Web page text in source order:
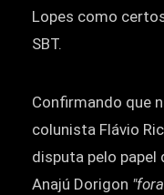
Lopes como
SBT.
Confirmando que
colunista Flávio
disputa pelo papel
Anajú Dorigon